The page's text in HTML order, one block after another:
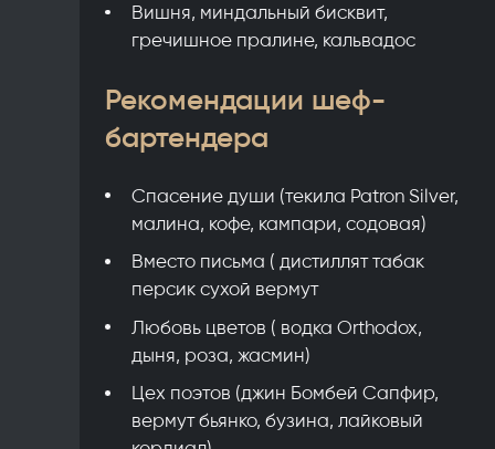
Вишня, миндальный бисквит,
гречишное пралине, кальвадос
Рекомендации шеф-
бартендера
Спасение души (текила Patron Silver,
малина, кофе, кампари, содовая)
Вместо письма ( дистиллят табак
персик сухой вермут
Любовь цветов ( водка Orthodox,
дыня, роза, жасмин)
Цех поэтов (джин Бомбей Сапфир,
вермут бьянко, бузина, лайковый